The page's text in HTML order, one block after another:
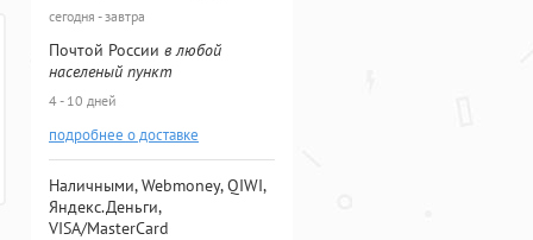
сегодня - завтра
Почтой России в любой
населеный пункт
4 - 10 дней
подробнее о доставке
Наличными, Webmoney, QIWI,
Яндекс.Деньги,
VISA/MasterCard